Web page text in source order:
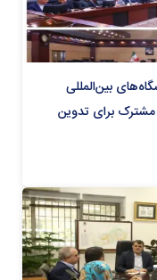
بین‌المللی
برای تدوین